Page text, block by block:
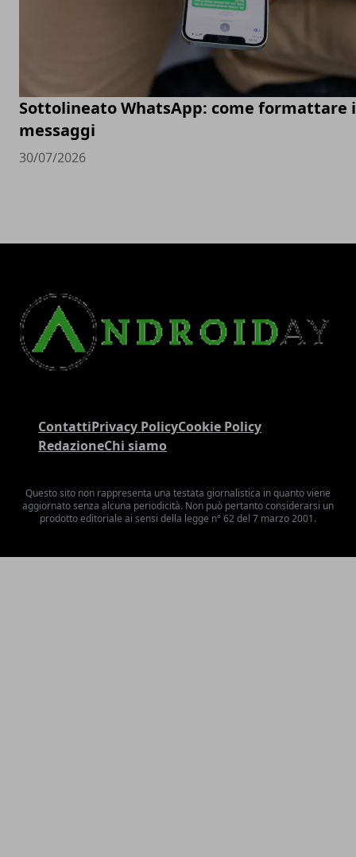
Sottolineato WhatsApp: come formattare i
messaggi
30/07/2026
ContattiPrivacy PolicyCookie Policy
RedazioneChi siamo
Questo sito non rappresenta una testata giornalistica in quanto viene
aggiornato senza alcuna periodicità. Non può pertanto considerarsi un
prodotto editoriale ai sensi della legge n° 62 del 7 marzo 2001.